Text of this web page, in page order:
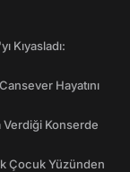
Kıyasladı:
Hayatını
Konserde
Çocuk Yüzünden